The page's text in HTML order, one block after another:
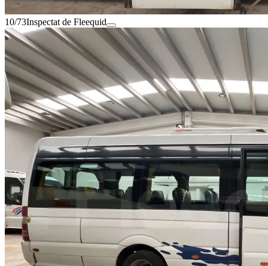
10/73Inspectat de Fleequid